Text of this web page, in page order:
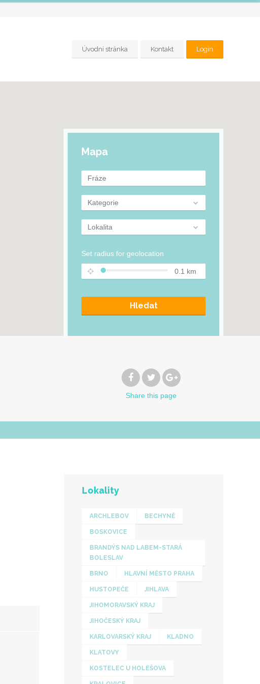
Úvodní stránka Kontakt Login
Mapa
Kategorie
Lokalita
Set radius for geolocation
0.1 km
Hledat
Share this page
Lokality
ARCHLEBOV BECHYNĚ
BOSKOVICE
BRANDÝS NAD LABEM-STARÁ
BOLESLAV
BRNO HLAVNÍ MĚSTO PRAHA
HUSTOPEČE JIHLAVA
JIHOMORAVSKÝ KRAJ
JIHOČESKÝ KRAJ
KARLOVARSKÝ KRAJ KLADNO
KLATOVY
KOSTELEC U HOLEŠOVA